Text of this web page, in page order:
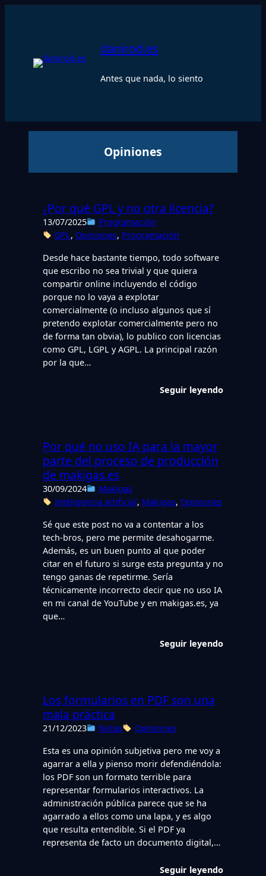
danirod.es
Antes que nada, lo siento
Opiniones
¿Por qué GPL y no otra licencia?
13/07/2025
Programación
GPL, Opiniones, Programación
Desde hace bastante tiempo, todo software
que escribo no sea trivial y que quiera
compartir online incluyendo el código
porque no lo vaya a explotar
comercialmente (o incluso algunos que sí
pretendo explotar comercialmente pero no
de forma tan obvia), lo publico con licencias
como GPL, LGPL y AGPL. La principal razón
por la que…
Seguir leyendo
Por qué no uso IA para la mayor
parte del proceso de producción
de makigas.es
30/09/2024
Makigas
Inteligencia artificial, Makigas, Opiniones
Sé que este post no va a contentar a los
tech-bros, pero me permite desahogarme.
Además, es un buen punto al que poder
citar en el futuro si surge esta pregunta y no
tengo ganas de repetirme. Sería
técnicamente incorrecto decir que no uso IA
en mi canal de YouTube y en makigas.es, ya
que…
Seguir leyendo
Los formularios en PDF son una
mala práctica
21/12/2023 Notas
Opiniones
Esta es una opinión subjetiva pero me voy a
agarrar a ella y pienso morir defendiéndola:
los PDF son un formato terrible para
representar formularios interactivos. La
administración pública parece que se ha
agarrado a ellos como una lapa, y es algo
que resulta entendible. Si el PDF ya
representa de facto un documento digital,…
Seguir leyendo